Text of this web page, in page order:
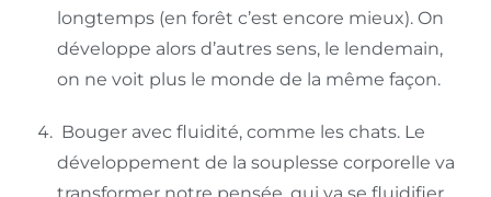
longtemps (en forêt c’est encore mieux). On
développe alors d’autres sens, le lendemain,
on ne voit plus le monde de la même façon.
Bouger avec fluidité, comme les chats. Le
développement de la souplesse corporelle va